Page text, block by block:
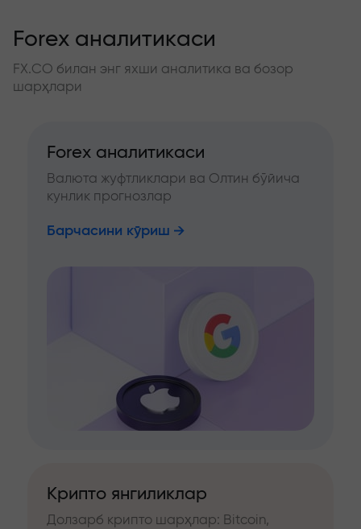
Forex аналитикаси
FX.CO билан энг яхши аналитика ва бозор
шарҳлари
Forex аналитикаси
Валюта жуфтликлари ва Олтин бўйича
кунлик прогнозлар
Барчасини кўриш
Крипто янгиликлар
Долзарб крипто шарҳлар: Bitcoin,